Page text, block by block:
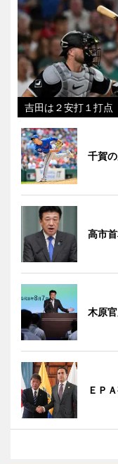
吉田は２安打１打
千賀
高市
木原
ＥＰ